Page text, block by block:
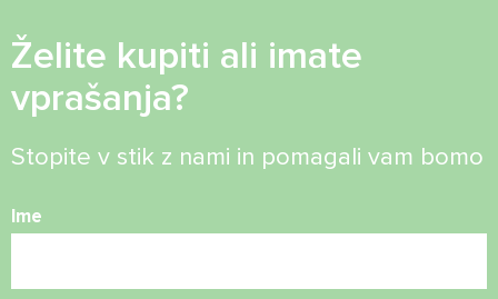
Želite kupiti ali imate
vprašanja?
Stopite v stik z nami in pomagali vam bomo
Ime